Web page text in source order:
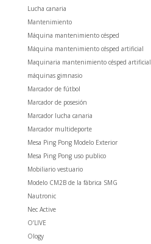
Lucha canaria
Mantenimiento
Máquina mantenimiento césped
Máquina mantenimiento césped artificial
Maquinaria mantenimiento césped artificial
máquinas gimnasio
Marcador de fútbol
Marcador de posesión
Marcador lucha canaria
Marcador multideporte
Mesa Ping Pong Modelo Exterior
Mesa Ping Pong uso publico
Mobiliario vestuario
Modelo CM2B de la fábrica SMG
Nautronic
Nec Active
O’LIVE
Ology